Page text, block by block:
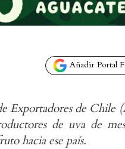
Añadir Portal
Exportadores de Chile
de uva de
hacia ese país.